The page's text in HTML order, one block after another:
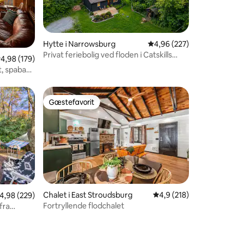
omtaler
ud af 5 i gennemsnitlig bedømmelse, 179 omtaler
4,98 (179)
spabad
Hytte i Narrowsburg 4,96 ud af 5 i
4,96 (227)
Privat feriebolig ved floden i Catskills
omtaler
ud af 5 i gennemsnitlig bedømmelse, 229 omtaler
4,98 (229)
Gæstefavorit
Gæstefavorit
Chalet i East Stroudsburg 4,9 ud af 5 i
4,9 (218)
Fortryllende flodchalet